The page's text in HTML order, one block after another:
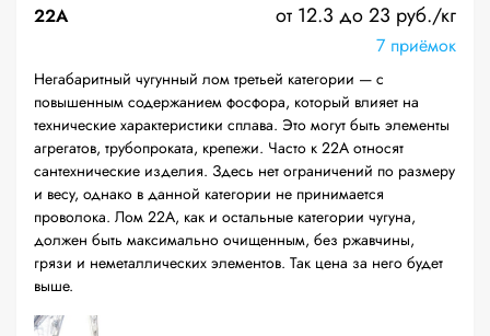
22A от 12.3 до 23 руб./кг
7 приёмок
Негабаритный чугунный лом третьей категории — с
повышенным содержанием фосфора, который влияет на
технические характеристики сплава. Это могут быть элементы
агрегатов, трубопроката, крепежи. Часто к 22А относят
сантехнические изделия. Здесь нет ограничений по размеру
и весу, однако в данной категории не принимается
проволока. Лом 22А, как и остальные категории чугуна,
должен быть максимально очищенным, без ржавчины,
грязи и неметаллических элементов. Так цена за него будет
выше.